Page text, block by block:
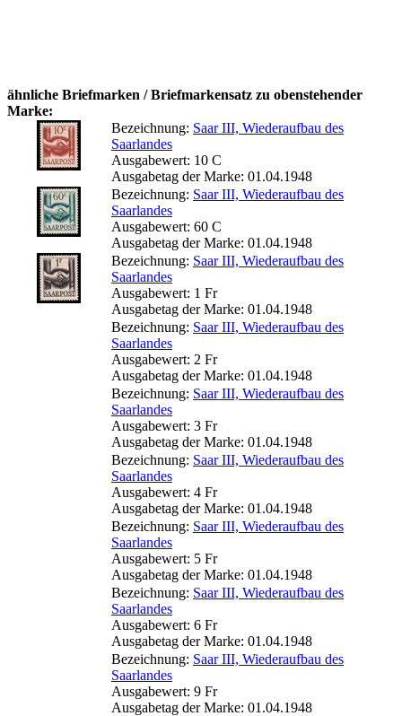
ähnliche Briefmarken / Briefmarkensatz zu obenstehender
Marke:
Bezeichnung: Saar III, Wiederaufbau des
Saarlandes
Ausgabewert: 10 C
Ausgabetag der Marke: 01.04.1948
Bezeichnung: Saar III, Wiederaufbau des
Saarlandes
Ausgabewert: 60 C
Ausgabetag der Marke: 01.04.1948
Bezeichnung: Saar III, Wiederaufbau des
Saarlandes
Ausgabewert: 1 Fr
Ausgabetag der Marke: 01.04.1948
Bezeichnung: Saar III, Wiederaufbau des
Saarlandes
Ausgabewert: 2 Fr
Ausgabetag der Marke: 01.04.1948
Bezeichnung: Saar III, Wiederaufbau des
Saarlandes
Ausgabewert: 3 Fr
Ausgabetag der Marke: 01.04.1948
Bezeichnung: Saar III, Wiederaufbau des
Saarlandes
Ausgabewert: 4 Fr
Ausgabetag der Marke: 01.04.1948
Bezeichnung: Saar III, Wiederaufbau des
Saarlandes
Ausgabewert: 5 Fr
Ausgabetag der Marke: 01.04.1948
Bezeichnung: Saar III, Wiederaufbau des
Saarlandes
Ausgabewert: 6 Fr
Ausgabetag der Marke: 01.04.1948
Bezeichnung: Saar III, Wiederaufbau des
Saarlandes
Ausgabewert: 9 Fr
Ausgabetag der Marke: 01.04.1948